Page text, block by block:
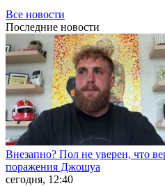
Все новости
Последние новости
Внезапно? Пол не уверен, что
поражения Джошуа
сегодня, 12:40